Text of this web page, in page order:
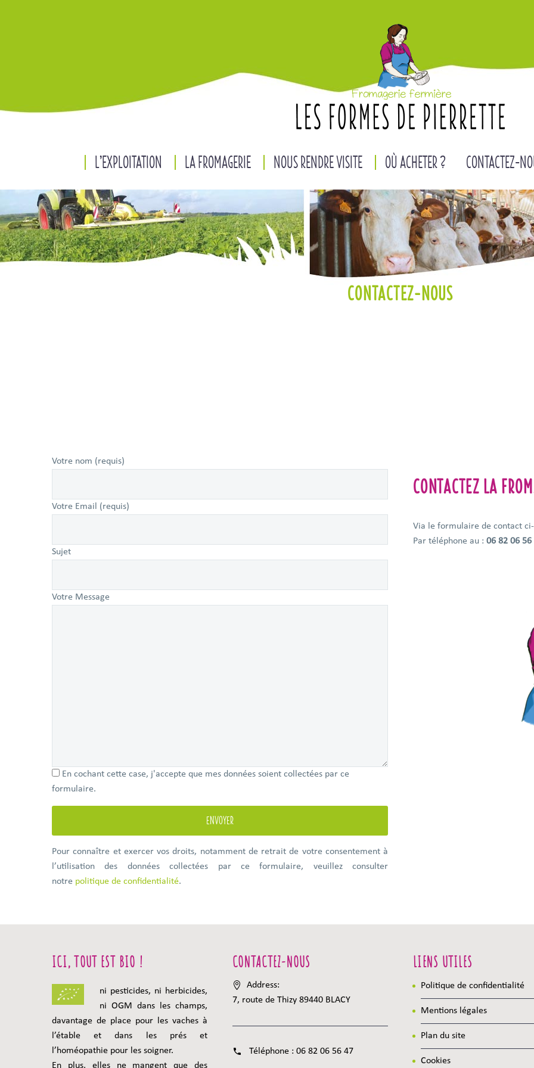
L’EXPLOITATION LA FROMAGERIE NOUS RENDRE VISITE OÙ ACHETER ? CONTACTEZ-
CONTACTEZ-NOUS
Votre nom (requis)
Votre Email (requis)
Sujet
Votre Message
En cochant cette case, j'accepte que mes données soient collectées par ce
formulaire.
Pour connaître et exercer vos droits, notamment de retrait de votre consentement à
l’utilisation des données collectées par ce formulaire, veuillez consulter
notre politique de confidentialité.
CONTACTEZ LA
Via le formulaire de contact
Par téléphone au : 06 82 06 56
ICI, TOUT EST BIO !
ni pesticides, ni herbicides,
ni OGM dans les champs,
davantage de place pour les vaches à
l’étable et dans les prés et
l’homéopathie pour les soigner.
En plus, elles ne mangent que des
CONTACTEZ-NOUS
Address:
7, route de Thizy 89440 BLACY
Téléphone : 06 82 06 56 47
LIENS UTILES
Politique de confidentialité
Mentions légales
Plan du site
Cookies